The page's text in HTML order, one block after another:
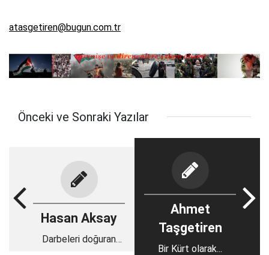
atasgetiren@bugun.com.tr
Önceki ve Sonraki Yazılar
Hasan Aksay
Darbeleri doğuran
Ahmet
Taşgetiren
Bir Kürt olarak...